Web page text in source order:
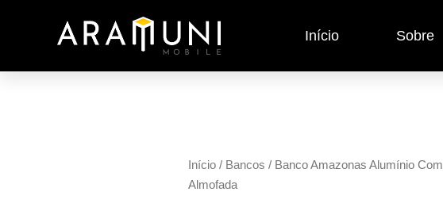
Início Sobre
Início / Bancos / Banco Amazonas Alumínio Com
Almofada